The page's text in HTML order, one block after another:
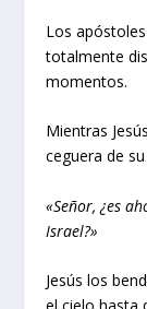
Los
totalmente
momentos.
Mientras
ceguera de
«Señor, ¿es
Israel?»
Jesús los